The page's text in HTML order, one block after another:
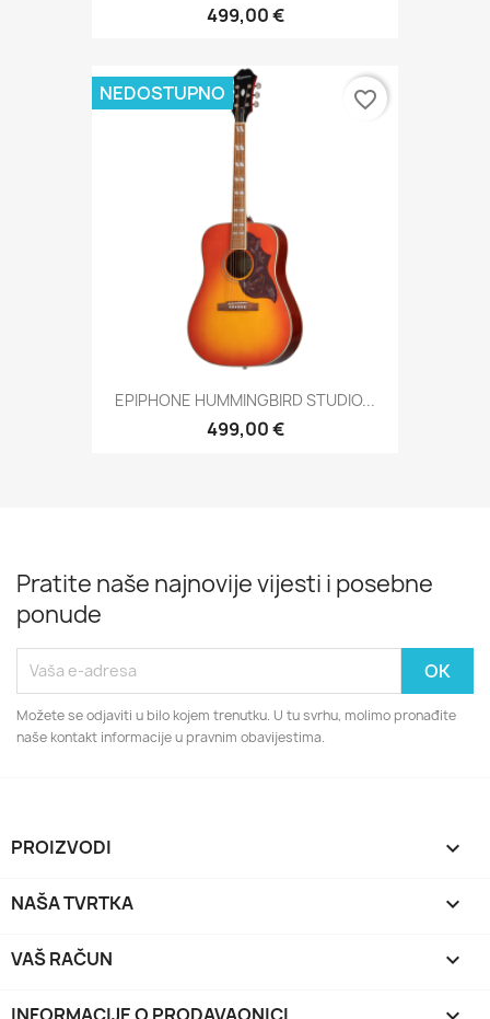
499,00 €
EPIPHONE HUMMINGBIRD STUDIO...
499,00 €
NEDOSTUPNO favorite_border
Pratite naše najnovije vijesti i posebne
ponude
Možete se odjaviti u bilo kojem trenutku. U tu svrhu, molimo pronađite
naše kontakt informacije u pravnim obavijestima.
PROIZVODI 
NAŠA TVRTKA 
VAŠ RAČUN 
INFORMACIJE O PRODAVAONICI